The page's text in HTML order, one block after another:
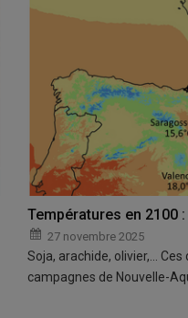
Températures en 2100
27 novembre 2025
Soja, arachide, olivier,...
campagnes de Nouvelle-